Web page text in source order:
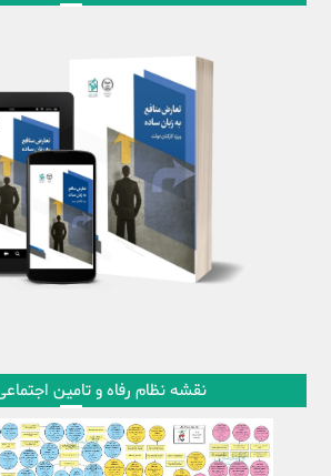
نقشه نظام رفاه و تامین